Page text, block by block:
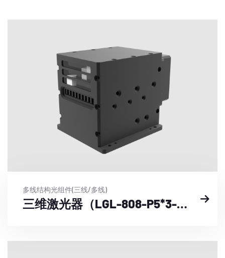
多线结构光组件(三线/多线)
三维激光器（LGL-808-P5*3-DXX-XXXX-DCX24）